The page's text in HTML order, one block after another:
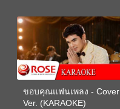
ขอบคุณแฟนเพลง - Cover
Ver. (KARAOKE)